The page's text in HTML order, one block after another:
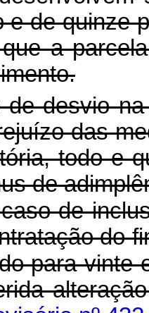
e de quinze
a
desvio na
das
todo e
de
de
do
para vinte